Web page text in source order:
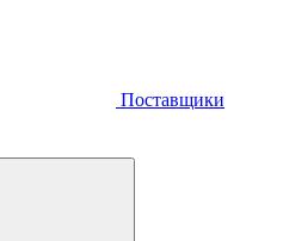
Поставщики